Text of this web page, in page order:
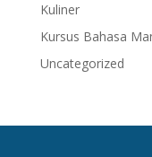
Kuliner
Kursus Bahasa
Uncategorized